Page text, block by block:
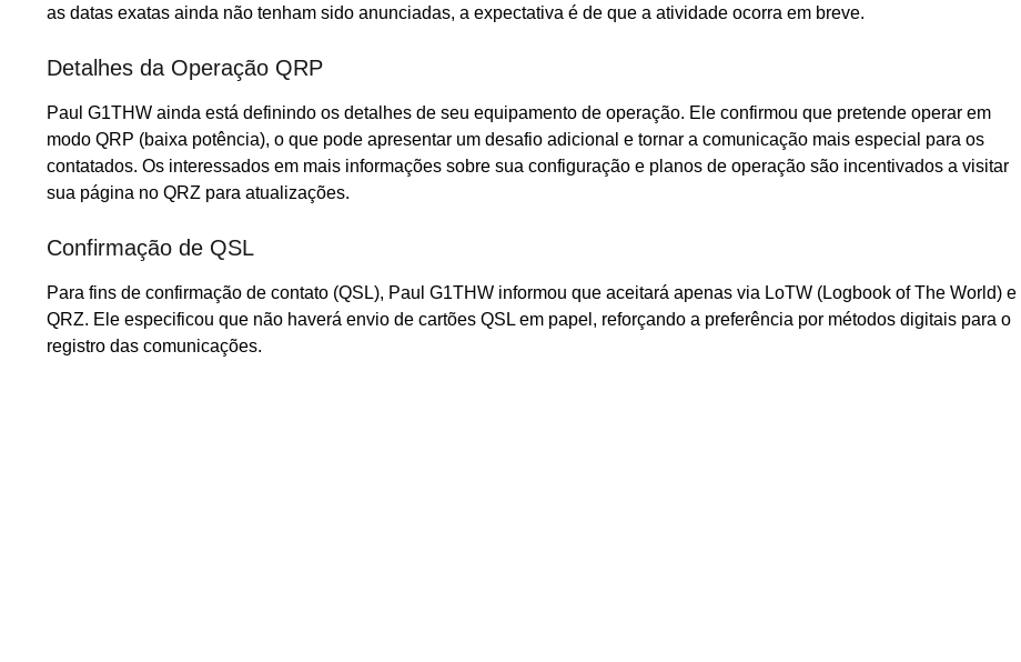
as datas exatas ainda não tenham sido anunciadas, a expectativa é de que a atividade ocorra em breve.
Detalhes da Operação QRP
Paul G1THW ainda está definindo os detalhes de seu equipamento de operação. Ele confirmou que pretende operar em
modo QRP (baixa potência), o que pode apresentar um desafio adicional e tornar a comunicação mais especial para os
contatados. Os interessados em mais informações sobre sua configuração e planos de operação são incentivados a visitar
sua página no QRZ para atualizações.
Confirmação de QSL
Para fins de confirmação de contato (QSL), Paul G1THW informou que aceitará apenas via LoTW (Logbook of The World) e
QRZ. Ele especificou que não haverá envio de cartões QSL em papel, reforçando a preferência por métodos digitais para o
registro das comunicações.